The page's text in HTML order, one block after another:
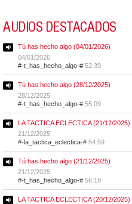
AUDIOS DESTACADOS
Tú has hecho algo (04/01/2026)
04/01/2026
#-t_has_hecho_algo-# 52:39
Tú has hecho algo (28/12/2025)
28/12/2025
#-t_has_hecho_algo-# 55:09
LA TACTICA ECLECTICA (21/12/2025)
21/12/2025
#-la_tactica_eclectica-# 54:59
Tú has hecho algo (21/12/2025)
21/12/2025
#-t_has_hecho_algo-# 56:19
LA TACTICA ECLECTICA (20/12/2025)